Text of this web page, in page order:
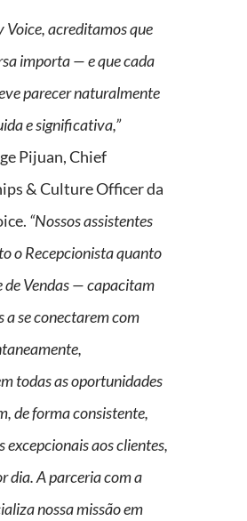
Voice, acreditamos que
importa — e que cada
parecer naturalmente
e significativa,”
Pijuan, Chief
& Culture Officer da
“Nossos assistentes
o Recepcionista quanto
de Vendas — capacitam
a se conectarem com
todas as oportunidades
de forma consistente,
excepcionais aos clientes,
dia. A parceria com a
nossa missão em